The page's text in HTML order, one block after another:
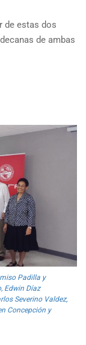
de estas dos
de ambas
Padilla y
Edwin Díaz
Severino Valdez,
Concepción y